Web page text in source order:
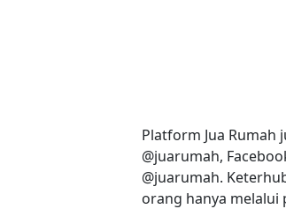
Platform Jua
@juarumah,
@juarumah.
orang hanya melalui